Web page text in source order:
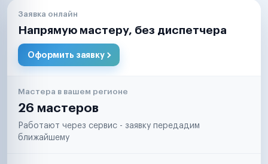
Заявка онлайн
Напрямую мастеру, без диспетчера
Оформить заявку
Мастера в вашем регионе
26 мастеров
Работают через сервис - заявку передадим
ближайшему